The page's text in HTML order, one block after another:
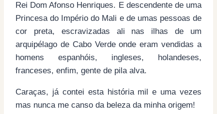
Rei Dom Afonso Henriques. E descendente de uma
Princesa do Império do Mali e de umas pessoas de
cor preta, escravizadas ali nas ilhas de um
arquipélago de Cabo Verde onde eram vendidas a
homens espanhóis, ingleses, holandeses,
franceses, enfim, gente de pila alva.
Caraças, já contei esta história mil e uma vezes
mas nunca me canso da beleza da minha origem!